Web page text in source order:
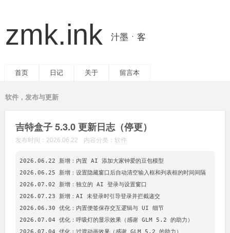
zmk.ink 汁墨ㆍ客
首页 日记 关于 留言本
软件，发布与更新
吉特盒子 5.3.0 更新日志（停更）
发布时间： 2026.06.22 内容分类： 软件
2026.06.22 新增：内置 AI 添加大家钟爱的豆包模型
2026.06.25 新增：设置隐藏窗口后自动清空输入框和列表框的时间间隔
2026.07.02 新增：独立的 AI 登录与设置窗口
2026.07.23 新增：AI 未登录时引导登录并拦截递交
2026.06.30 优化：内置便签保存交互逻辑与 UI 细节
2026.07.04 优化：呼吸灯的显示效果（感谢 GLM 5.2 的助力）